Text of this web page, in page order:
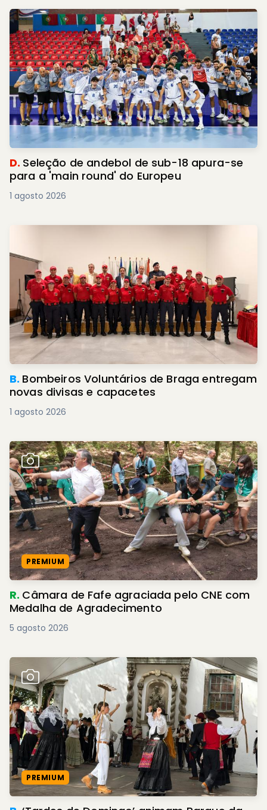
D. Seleção de andebol de sub-18 apura-se
para a 'main round' do Europeu
1 agosto 2026
B. Bombeiros Voluntários de Braga entregam
novas divisas e capacetes
1 agosto 2026
PREMIUM
R. Câmara de Fafe agraciada pelo CNE com
Medalha de Agradecimento
5 agosto 2026
PREMIUM